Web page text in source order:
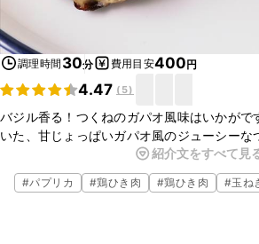
調理時間 30分 費用目安400円
4.47 ( 5)
バジル香る！つくねのガパオ風味はいかがで
いた、甘じょっぱいガパオ風のジューシーな
しいですよ。小さなうずらの卵の目玉焼きが
くねです。ぜひ作ってみてください。
紹介文をすべて見
#パプリカ #鶏ひき肉 #鶏ひき肉 #玉ね